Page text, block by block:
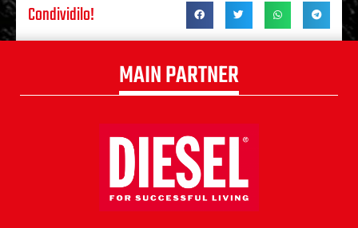
Condividilo!
MAIN PARTNER